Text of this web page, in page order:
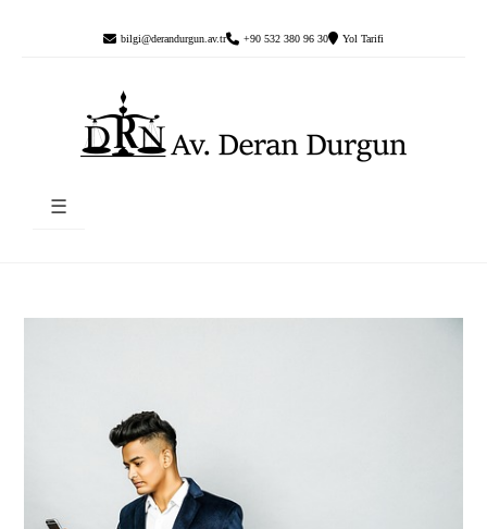
bilgi@derandurgun.av.tr +90 532 380 96 30 Yol Tarifi
☰